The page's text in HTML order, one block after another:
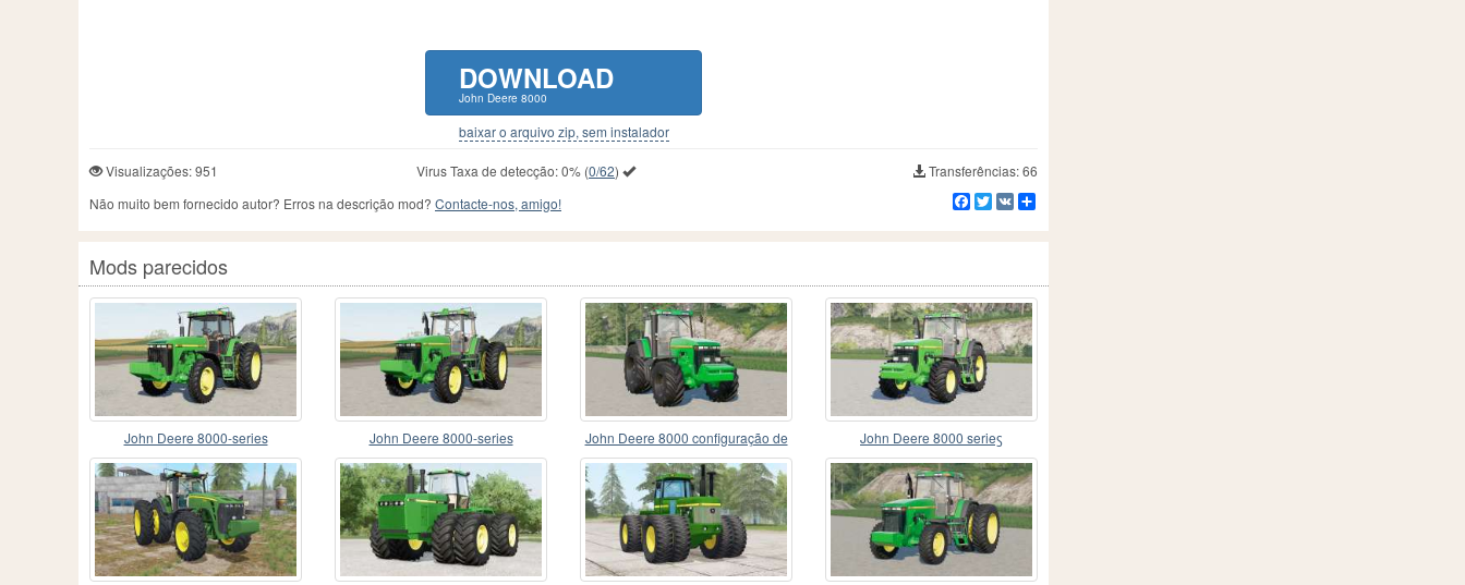
DOWNLOAD
John Deere 8000
baixar o arquivo zip, sem instalador
Visualizações: 951 Virus Taxa de detecção:0%(0/62)
Transferências: 66
Não muito bem fornecido autor? Erros na descrição mod? Contacte-nos, amigo! Facebook
Twitter
VK
Mods parecidos
John Deere 8000-series John Deere 8000-series
John Deere 8000 configuração de
gêneros 〡 série
John Deere 8000 serieꚃ